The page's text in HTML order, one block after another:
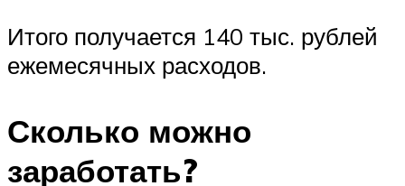
Итого получается 140 тыс. рублей
ежемесячных расходов.
Сколько можно
заработать?